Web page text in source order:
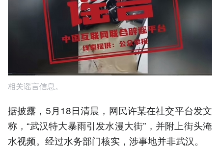
相关谣言信息。
据披露，5月18日清晨，网民许某在社交平台发文
称，“武汉特大暴雨引发水漫大街”，并附上街头淹
水视频。经过水务部门核实，涉事地并非武汉。